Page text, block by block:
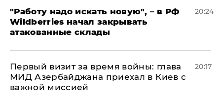
"Работу надо искать новую", – в РФ
Wildberries начал закрывать
атакованные склады
20:24
Первый визит за время войны: глава
МИД Азербайджана приехал в Киев с
важной миссией
20:17